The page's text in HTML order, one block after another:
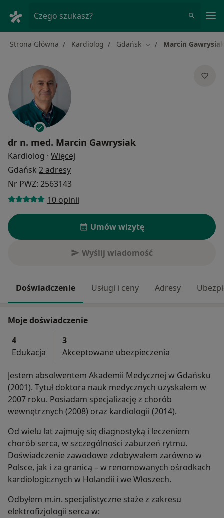
Czego szukasz?
Strona Główna Kardiolog Gdańsk Zmień miasto
Marcin
dr n. med. Marcin Gawrysiak
Kardiolog · Więcej
Gdańsk 2 adresy
Nr PWZ: 2563143
10 opinii
Umów wizytę
Wyślij wiadomość
Doświadczenie Usługi i ceny Adresy
Moje doświadczenie
4
Edukacja
3
Akceptowane ubezpieczenia
Jestem absolwentem Akademii Medycznej w Gdańsku
(2001). Tytuł doktora nauk medycznych uzyskałem w
2007 roku. Posiadam specjalizację z chorób
wewnętrznych (2008) oraz kardiologii (2014).
Od wielu lat zajmuję się diagnostyką i leczeniem
chorób serca, w szczególności zaburzeń rytmu.
Doświadczenie zawodowe zdobywałem zarówno w
Polsce, jak i za granicą – w renomowanych ośrodkach
kardiologicznych w Holandii i we Włoszech.
Odbyłem m.in. specjalistyczne staże z zakresu
elektrofizjologii serca w: